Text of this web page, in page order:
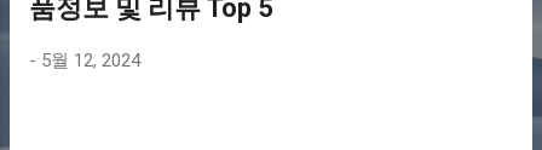
품정보 및 리뷰 Top 5
- 5월 12, 2024